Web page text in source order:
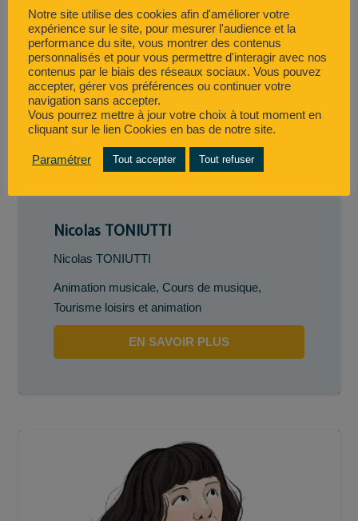
Nicolas TONIUTTI
Nicolas TONIUTTI
Animation musicale, Cours de musique,
Tourisme loisirs et animation
EN SAVOIR PLUS
Notre site utilise des cookies afin d'améliorer votre
expérience sur le site, pour mesurer l'audience et la
performance du site, vous montrer des contenus
personnalisés et pour vous permettre d'interagir avec nos
contenus par le biais des réseaux sociaux. Vous pouvez
accepter, gérer vos préférences ou continuer votre
navigation sans accepter.
Vous pourrez mettre à jour votre choix à tout moment en
cliquant sur le lien Cookies en bas de notre site.
Paramétrer Tout accepter Tout refuser